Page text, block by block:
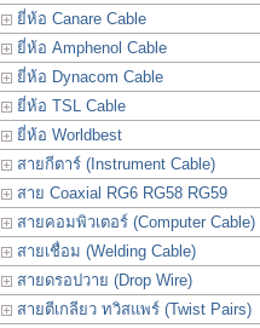
ยี่ห้อ Canare Cable
ยี่ห้อ Amphenol Cable
ยี่ห้อ Dynacom Cable
ยี่ห้อ TSL Cable
ยี่ห้อ Worldbest
สายกีตาร์ (Instrument Cable)
สาย Coaxial RG6 RG58 RG59
สายคอมพิวเตอร์ (Computer Cable)
สายเชื่อม (Welding Cable)
สายดรอปวาย (Drop Wire)
สายตีเกลียว ทวิสแพร์ (Twist Pairs)